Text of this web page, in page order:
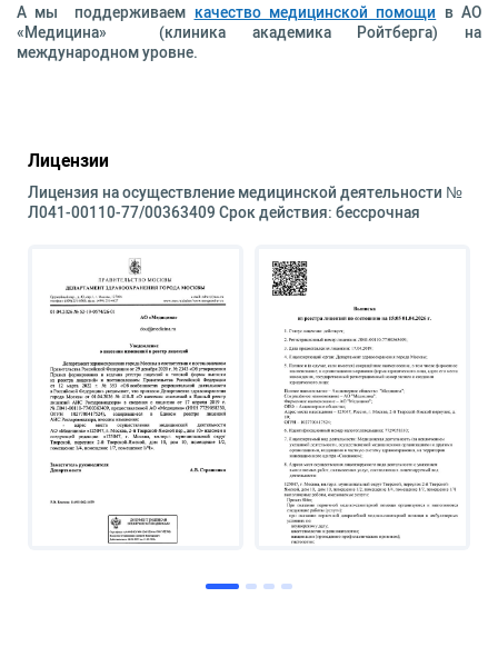
А мы поддерживаем качество медицинской помощи в АО
«Медицина» (клиника академика Ройтберга) на
международном уровне.
Лицензии
Лицензия на осуществление медицинской деятельности №
Л041-00110-77/00363409 Срок действия: бессрочная